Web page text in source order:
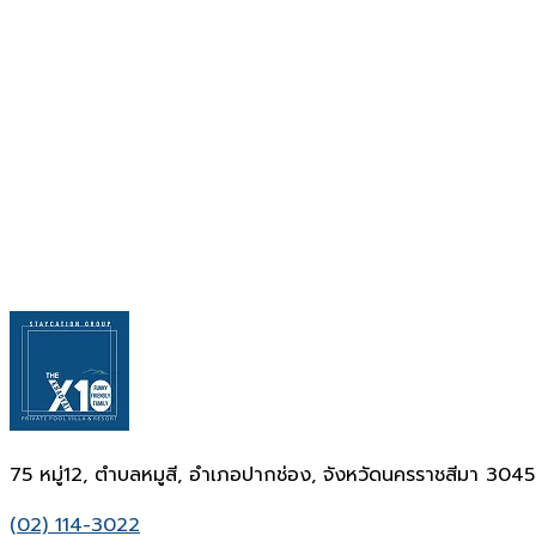
75 หมู่12, ตำบลหมูสี, อำเภอปากช่อง, จังหวัดนครราชสีมา
(02) 114-3022